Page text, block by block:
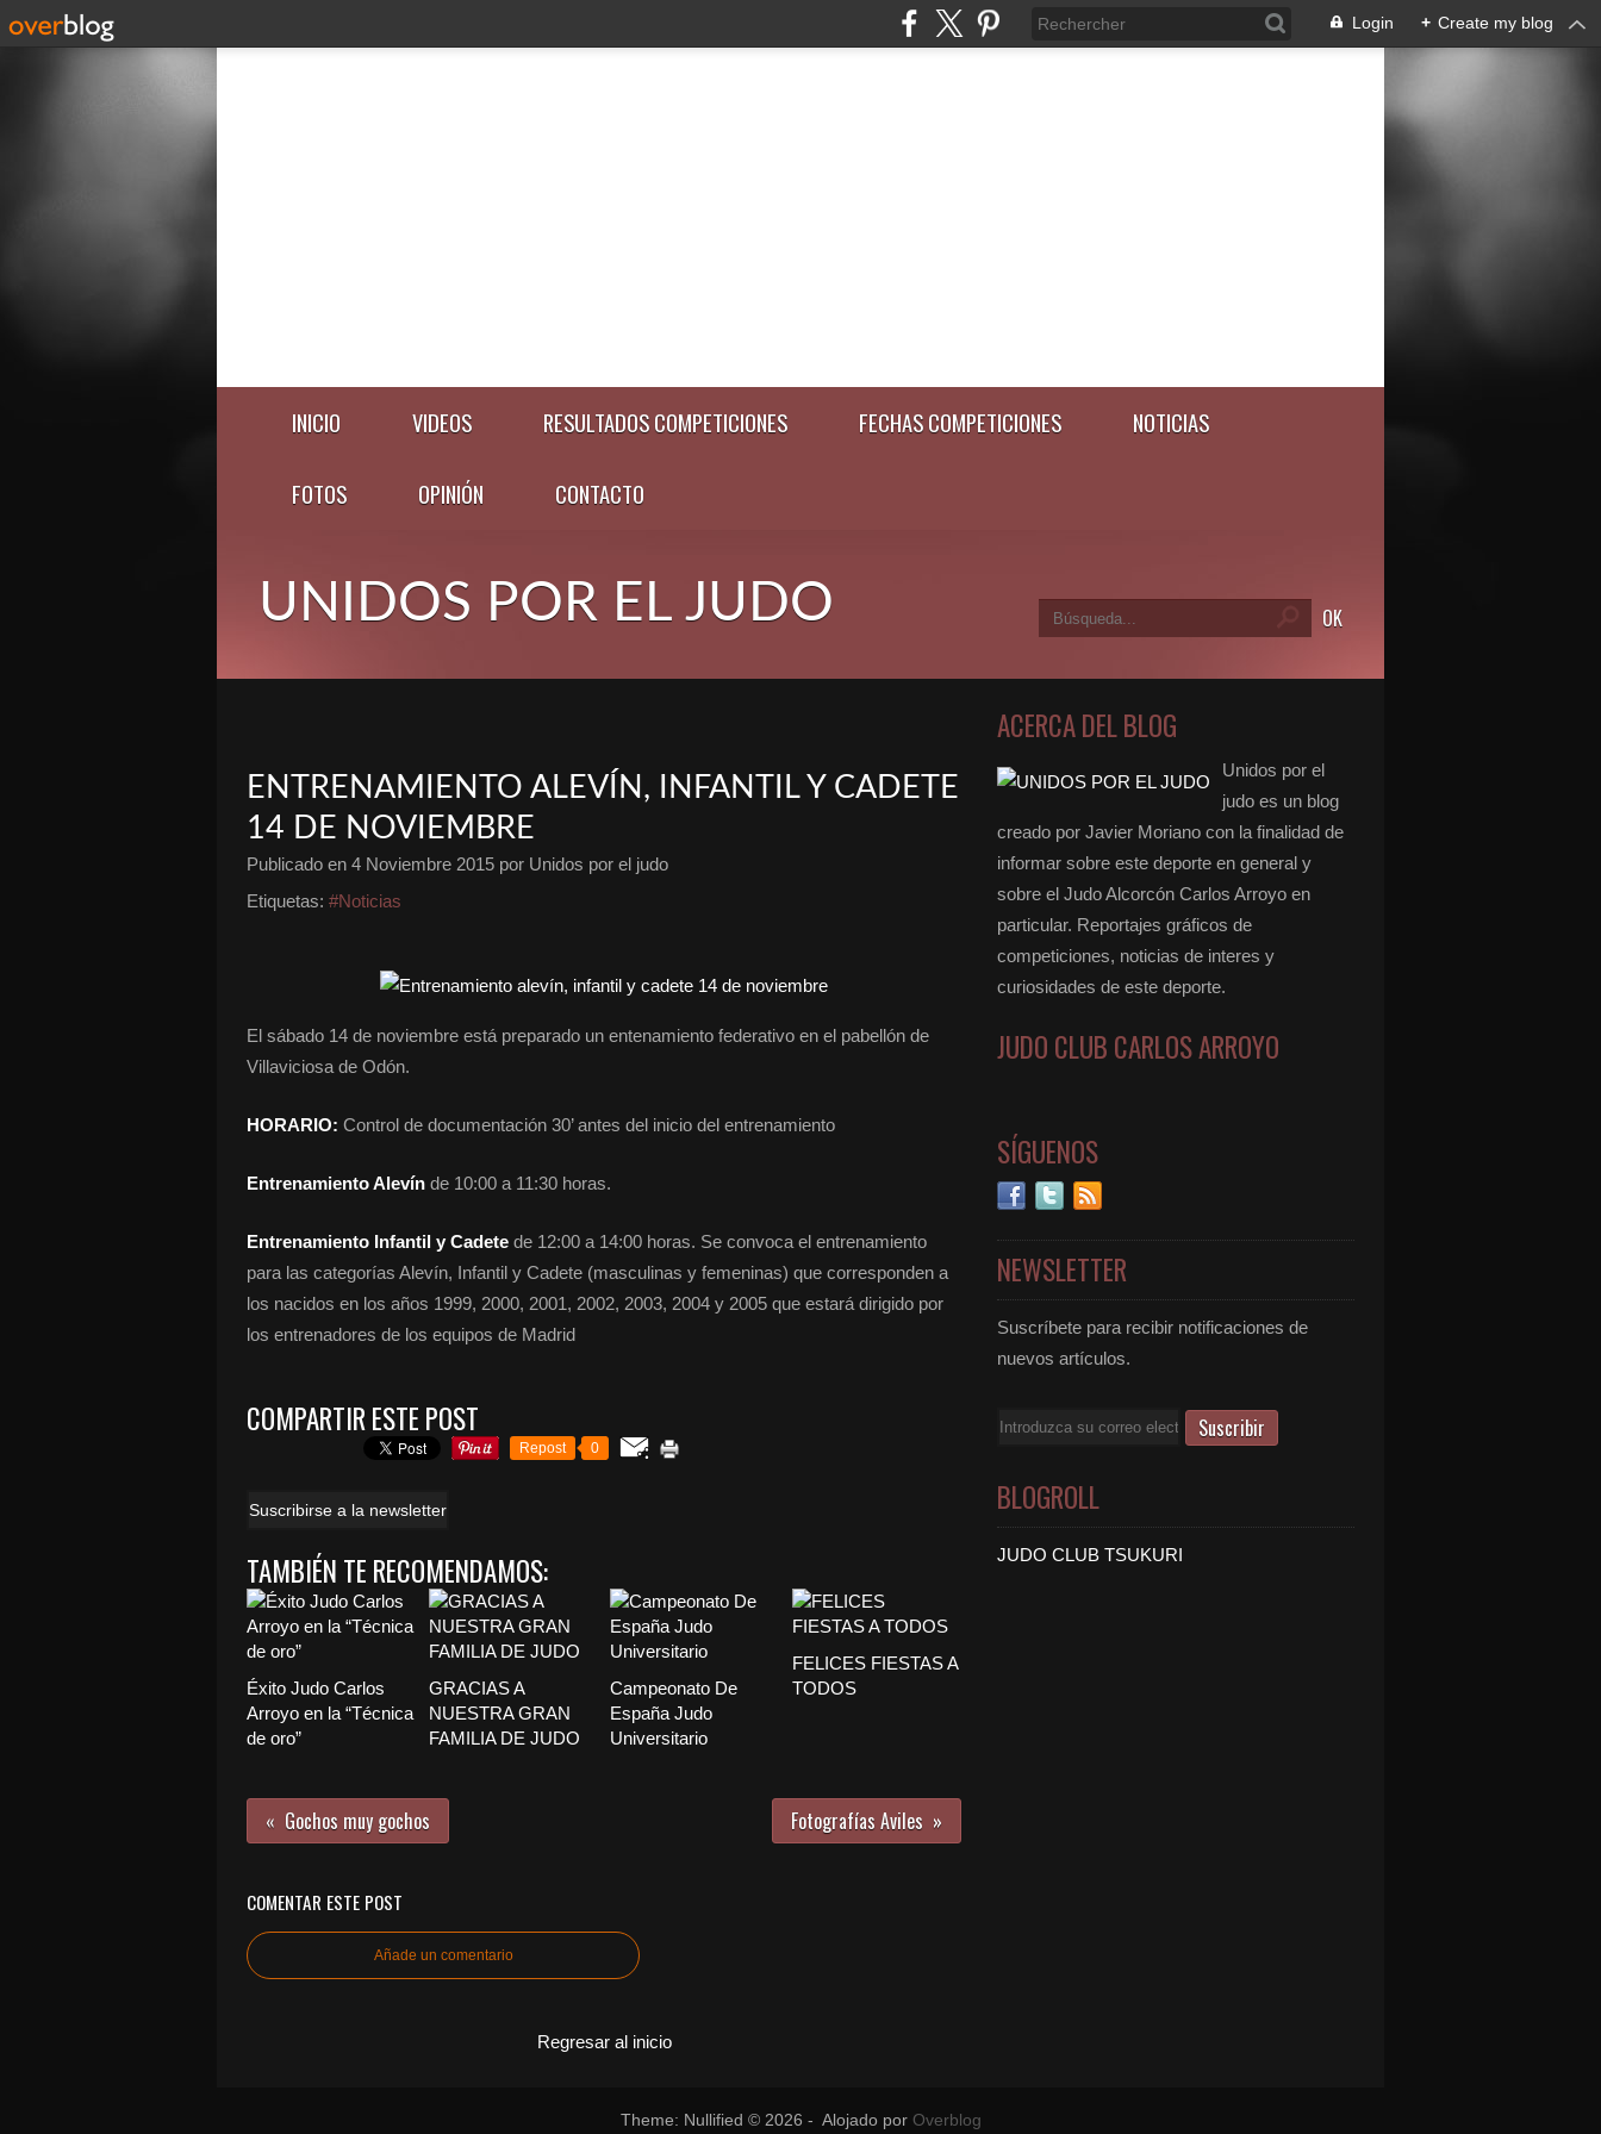
Login + Create my blog
INICIO VIDEOS RESULTADOS COMPETICIONES FECHAS COMPETICIONES NOTICIAS
FOTOS OPINIÓN CONTACTO
UNIDOS POR EL JUDO
ENTRENAMIENTO ALEVÍN, INFANTIL Y CADETE
14 DE NOVIEMBRE
Publicado en 4 Noviembre 2015 por Unidos por el judo
Etiquetas: #Noticias
El sábado 14 de noviembre está preparado un entenamiento federativo en el pabellón de
Villaviciosa de Odón.
HORARIO: Control de documentación 30’ antes del inicio del entrenamiento
Entrenamiento Alevín de 10:00 a 11:30 horas.
Entrenamiento Infantil y Cadete de 12:00 a 14:00 horas. Se convoca el entrenamiento
para las categorías Alevín, Infantil y Cadete (masculinas y femeninas) que corresponden a
los nacidos en los años 1999, 2000, 2001, 2002, 2003, 2004 y 2005 que estará dirigido por
los entrenadores de los equipos de Madrid
COMPARTIR ESTE POST
Repost 0
Suscribirse a la newsletter
TAMBIÉN TE RECOMENDAMOS:
Éxito Judo Carlos
Arroyo en la “Técnica
de oro”
GRACIAS A
NUESTRA GRAN
FAMILIA DE JUDO
Campeonato De
España Judo
Universitario
FELICES FIESTAS A
TODOS
Gochos muy gochos Fotografías Aviles
COMENTAR ESTE POST
Añade un comentario
Regresar al inicio
ACERCA DEL BLOG
Unidos por el
judo es un blog
creado por Javier Moriano con la finalidad de
informar sobre este deporte en general y
sobre el Judo Alcorcón Carlos Arroyo en
particular. Reportajes gráficos de
competiciones, noticias de interes y
curiosidades de este deporte.
JUDO CLUB CARLOS ARROYO
SÍGUENOS
NEWSLETTER
Suscríbete para recibir notificaciones de
nuevos artículos.
Email
BLOGROLL
JUDO CLUB TSUKURI
Theme: Nullified © 2026 - Alojado por Overblog